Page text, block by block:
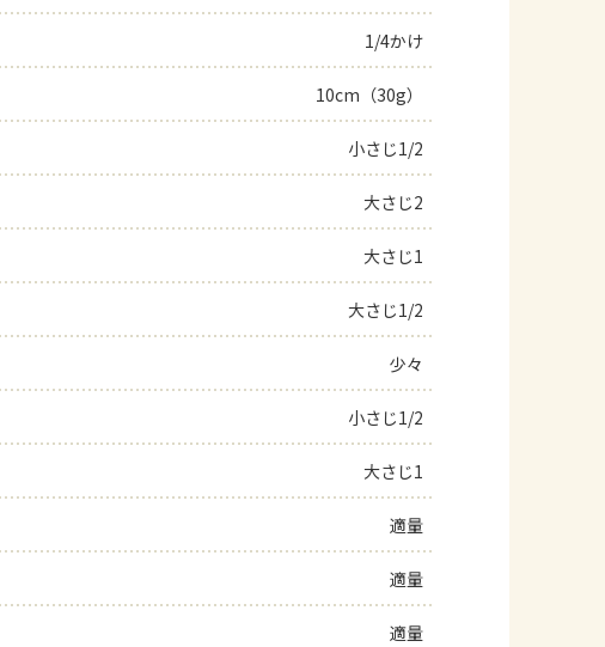
1/4かけ
10cm（30g）
小さじ1/2
大さじ2
大さじ1
大さじ1/2
少々
小さじ1/2
大さじ1
適量
適量
適量